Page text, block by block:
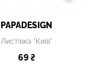
PAPADESIGN
Листівка "Київ"
69 ₴